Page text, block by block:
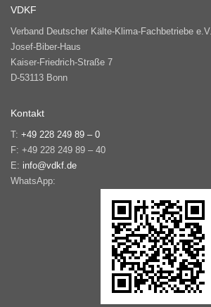
VDKF
Verband Deutscher Kälte-Klima-Fachbetriebe e.V.
Josef-Biber-Haus
Kaiser-Friedrich-Straße 7
D-53113 Bonn
Kontakt
T: +49 228 249 89 – 0
F: +49 228 249 89 – 40
E: info@vdkf.de
WhatsApp: